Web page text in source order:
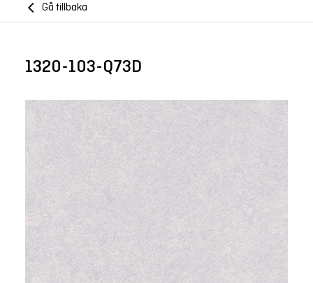
Gå tillbaka
1320-103-Q73D